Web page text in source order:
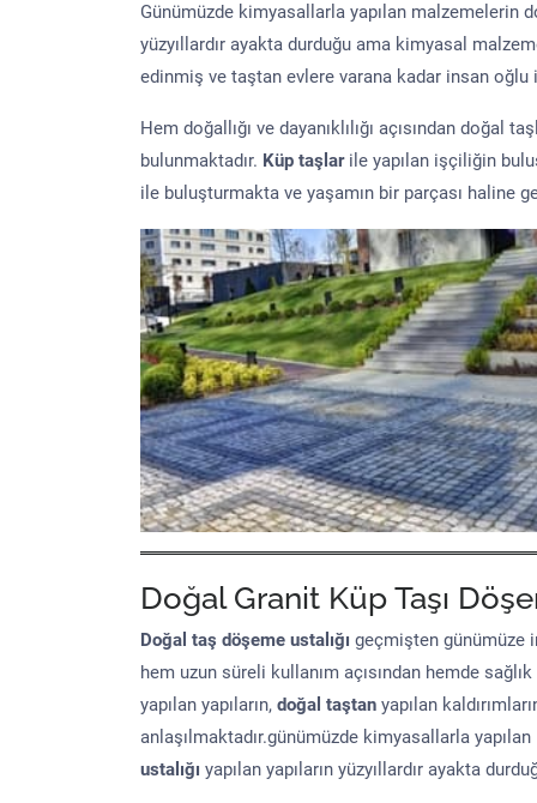
Günümüzde kimyasallarla yapılan malzemelerin
yüzyıllardır ayakta durduğu ama kimyasal
edinmiş ve taştan evlere varana kadar insan oğlu
Hem doğallığı ve dayanıklılığı açısından
bulunmaktadır. Küp taşlarile yapılan işçiliğin
ile buluşturmakta ve yaşamın bir parçası haline
Doğal Granit Küp Taşı
Doğal taş döşeme ustalığı geçmişten günümüze
hem uzun süreli kullanım açısından hemde
yapılan yapıların, doğal taştan yapılan
anlaşılmaktadır.günümüzde kimyasallarla
ustalığı yapılan yapıların yüzyıllardır ayakta